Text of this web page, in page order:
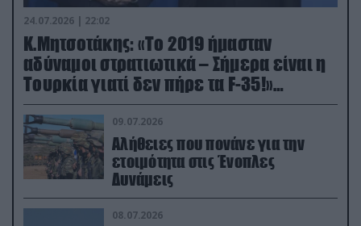
24.07.2026 | 22:02
Κ.Μητσοτάκης: «Το 2019 ήμασταν
αδύναμοι στρατιωτικά – Σήμερα είναι η
Τουρκία γιατί δεν πήρε τα F-35!»
(βίντεο)
09.07.2026
Αλήθειες που πονάνε για την
ετοιμότητα στις Ένοπλες
Δυνάμεις
08.07.2026